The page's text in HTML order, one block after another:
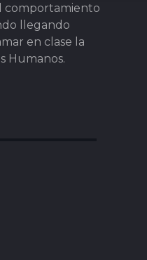
comportamiento
llegando
en clase la
Humanos.